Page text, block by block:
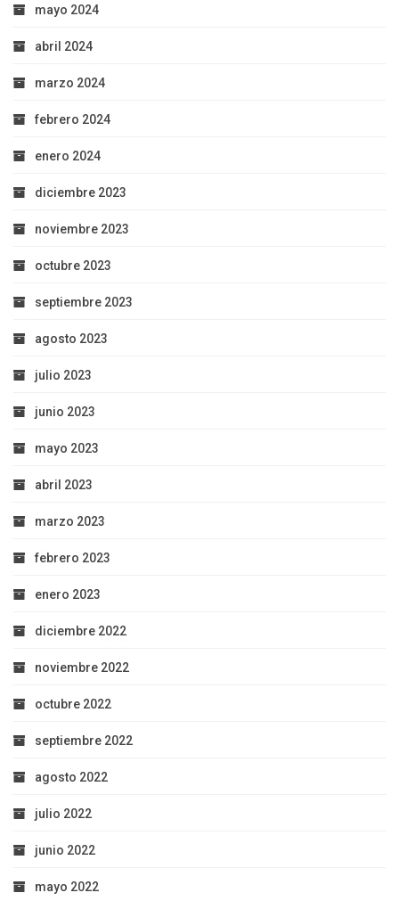
mayo 2024
abril 2024
marzo 2024
febrero 2024
enero 2024
diciembre 2023
noviembre 2023
octubre 2023
septiembre 2023
agosto 2023
julio 2023
junio 2023
mayo 2023
abril 2023
marzo 2023
febrero 2023
enero 2023
diciembre 2022
noviembre 2022
octubre 2022
septiembre 2022
agosto 2022
julio 2022
junio 2022
mayo 2022